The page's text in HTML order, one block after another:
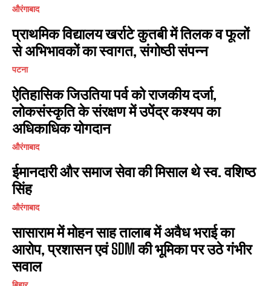
औरंगाबाद
प्राथमिक विद्यालय खर्राटे कुतबी में तिलक व फूलों
से अभिभावकों का स्वागत, संगोष्ठी संपन्न
पटना
ऐतिहासिक जिउतिया पर्व को राजकीय दर्जा,
लोकसंस्कृति के संरक्षण में उपेंद्र कश्यप का
अधिकाधिक योगदान
औरंगाबाद
ईमानदारी और समाज सेवा की मिसाल थे स्व. वशिष्ठ
सिंह
औरंगाबाद
सासाराम में मोहन साह तालाब में अवैध भराई का
आरोप, प्रशासन एवं SDM की भूमिका पर उठे गंभीर
सवाल